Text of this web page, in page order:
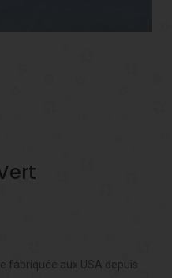
fabriquée aux USA depuis